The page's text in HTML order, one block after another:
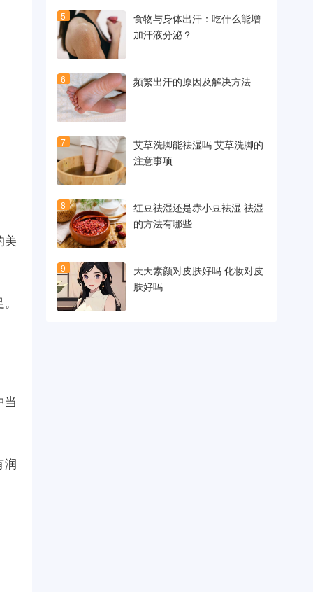
美
当
润
5
食物与身体出汗：吃什么能增
加汗液分泌？
6 频繁出汗的原因及解决方法
7
艾草洗脚能祛湿吗 艾草洗脚的
注意事项
8
红豆祛湿还是赤小豆袪湿 祛湿
的方法有哪些
9
天天素颜对皮肤好吗 化妆对皮
肤好吗